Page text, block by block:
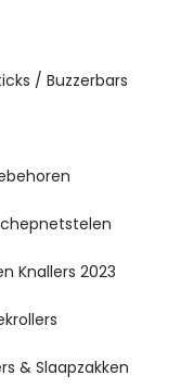
/ Buzzerbars
Knallers 2023
& Slaapzakken